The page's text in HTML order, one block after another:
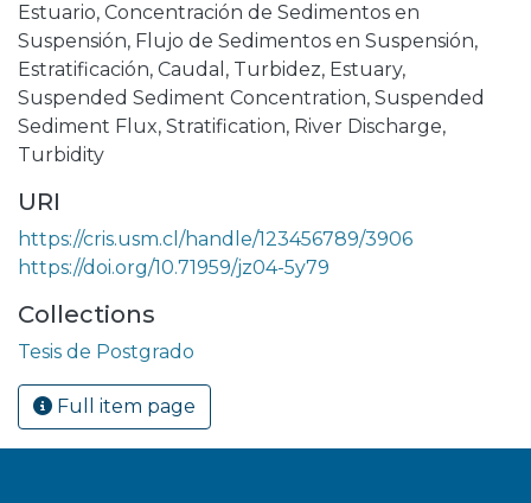
Estuario, Concentración de Sedimentos en
Suspensión, Flujo de Sedimentos en Suspensión,
Estratificación, Caudal , Turbidez, Estuary,
Suspended Sediment Concentration, Suspended
Sediment Flux, Stratification, River Discharge,
Turbidity
URI
https://cris.usm.cl/handle/123456789/3906
https://doi.org/10.71959/jz04-5y79
Collections
Tesis de Postgrado
Full item page